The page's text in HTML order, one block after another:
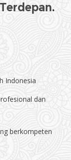
Terdepan.
Indonesia
dan
berkompeten